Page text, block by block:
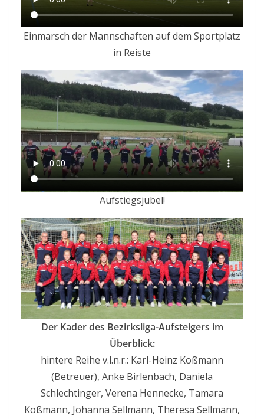
Einmarsch der Mannschaften auf dem Sportplatz
in Reiste
Aufstiegsjubel!
Der Kader des Bezirksliga-Aufsteigers im
Überblick:
hintere Reihe v.l.n.r.: Karl-Heinz Koßmann
(Betreuer), Anke Birlenbach, Daniela
Schlechtinger, Verena Hennecke, Tamara
Koßmann, Johanna Sellmann, Theresa Sellmann,